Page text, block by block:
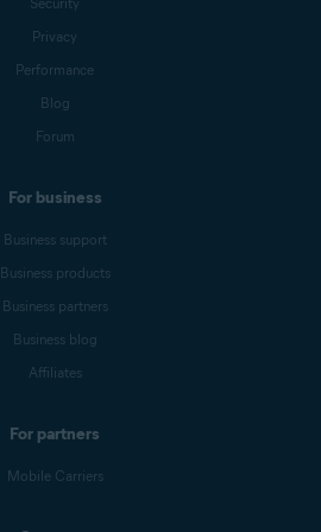
Privacy
Performance
Blog
Forum
For business
Business support
Business products
Business partners
Business blog
Affiliates
For partners
Mobile Carriers